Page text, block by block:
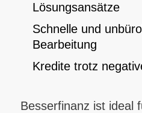
Lösungsansätze
Schnelle und
Bearbeitung
Kredite trotz
Besserfinanz ist ideal